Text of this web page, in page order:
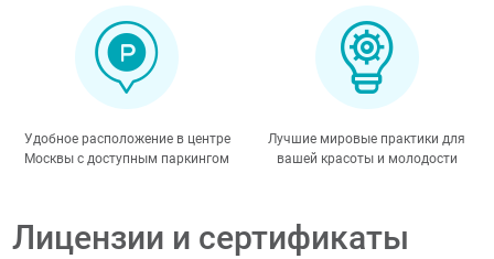
Удобное расположение в центре
Москвы с доступным паркингом
Лучшие мировые практики для
вашей красоты и молодости
Лицензии и сертификаты